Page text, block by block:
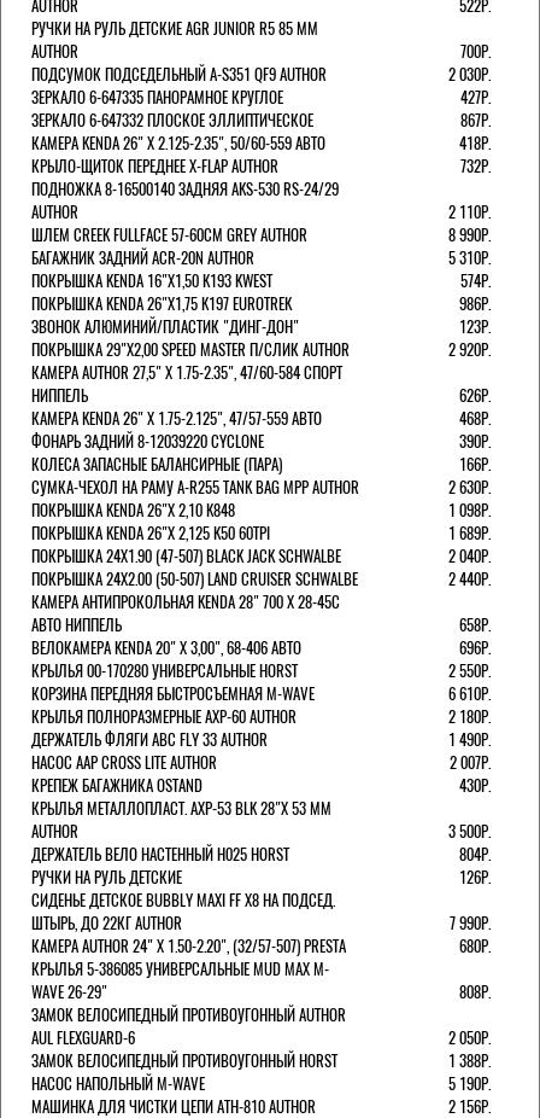
AUTHOR
522Р.
РУЧКИ НА РУЛЬ ДЕТСКИЕ AGR JUNIOR R5 85 ММ
AUTHOR
700Р.
ПОДСУМОК ПОДСЕДЕЛЬНЫЙ A-S351 QF9 AUTHOR
2 030Р.
ЗЕРКАЛО 6-647335 ПАНОРАМНОЕ КРУГЛОЕ
427Р.
ЗЕРКАЛО 6-647332 ПЛОСКОЕ ЭЛЛИПТИЧЕСКОЕ
867Р.
КАМЕРА KENDA 26" Х 2.125-2.35", 50/60-559 АВТО
418Р.
КРЫЛО-ЩИТОК ПЕРЕДНЕЕ X-FLAP AUTHOR
732Р.
ПОДНОЖКА 8-16500140 ЗАДНЯЯ AKS-530 RS-24/29
AUTHOR
2 110Р.
ШЛЕМ CREEK FULLFACE 57-60СМ GREY AUTHOR
8 990Р.
БАГАЖНИК ЗАДНИЙ ACR-20N AUTHOR
5 310Р.
ПОКРЫШКА KENDA 16"Х1,50 K193 KWEST
574Р.
ПОКРЫШКА KENDA 26"Х1,75 K197 EUROTREK
986Р.
ЗВОНОК АЛЮМИНИЙ/ПЛАСТИК "ДИНГ-ДОН"
123Р.
ПОКРЫШКА 29"Х2,00 SPEED MASTER П/СЛИК AUTHOR
2 920Р.
КАМЕРА AUTHOR 27,5" Х 1.75-2.35", 47/60-584 СПОРТ
НИППЕЛЬ
626Р.
КАМЕРА KENDA 26" Х 1.75-2.125", 47/57-559 АВТО
468Р.
ФОНАРЬ ЗАДНИЙ 8-12039220 CYCLONE
390Р.
КОЛЕСА ЗАПАСНЫЕ БАЛАНСИРНЫЕ (ПАРА)
166Р.
CУМКА-ЧЕХОЛ НА РАМУ A-R255 TANK BAG MPP AUTHOR
2 630Р.
ПОКРЫШКА KENDA 26"Х 2,10 K848
1 098Р.
ПОКРЫШКА KENDA 26"Х 2,125 K50 60TPI
1 689Р.
ПОКРЫШКА 24X1.90 (47-507) BLACK JACK SCHWALBE
2 040Р.
ПОКРЫШКА 24X2.00 (50-507) LAND CRUISER SCHWALBE
2 440Р.
КАМЕРА АНТИПРОКОЛЬНАЯ KENDA 28" 700 Х 28-45C
АВТО НИППЕЛЬ
658Р.
ВЕЛОКАМЕРА KENDA 20" Х 3,00", 68-406 АВТО
696Р.
КРЫЛЬЯ 00-170280 УНИВЕРСАЛЬНЫЕ HORST
2 550Р.
КОРЗИНА ПЕРЕДНЯЯ БЫСТРОСЪЕМНАЯ M-WAVE
6 610Р.
КРЫЛЬЯ ПОЛНОРАЗМЕРНЫЕ AXP-60 AUTHOR
2 180Р.
ДЕРЖАТЕЛЬ ФЛЯГИ АВС FLY 33 AUTHOR
1 490Р.
НАСОС AAP CROSS LITE AUTHOR
2 007Р.
КРЕПЕЖ БАГАЖНИКА OSTAND
430Р.
КРЫЛЬЯ МЕТАЛЛОПЛАСТ. AXP-53 BLK 28"Х 53 ММ
AUTHOR
3 500Р.
ДЕРЖАТЕЛЬ ВЕЛО НАСТЕННЫЙ H025 HORST
804Р.
РУЧКИ НА РУЛЬ ДЕТСКИЕ
126Р.
СИДЕНЬЕ ДЕТСКОЕ BUBBLY MAXI FF X8 НА ПОДСЕД.
ШТЫРЬ, ДО 22КГ AUTHOR
7 990Р.
КАМЕРА AUTHOR 24" Х 1.50-2.20", (32/57-507) PRESTA
680Р.
КРЫЛЬЯ 5-386085 УНИВЕРСАЛЬНЫЕ MUD MAX M-
WAVE 26-29"
808Р.
ЗАМОК ВЕЛОСИПЕДНЫЙ ПРОТИВОУГОННЫЙ AUTHOR
AUL FLEXGUARD-6
2 050Р.
ЗАМОК ВЕЛОСИПЕДНЫЙ ПРОТИВОУГОННЫЙ HORST
1 388Р.
НАСОС НАПОЛЬНЫЙ M-WAVE
5 190Р.
МАШИНКА ДЛЯ ЧИСТКИ ЦЕПИ ATH-810 AUTHOR
2 156Р.